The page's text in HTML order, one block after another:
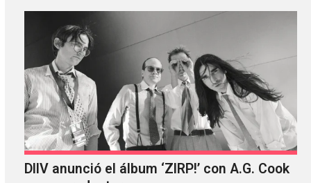
DIIV anunció el álbum ‘ZIRP!’ con A.G. Cook